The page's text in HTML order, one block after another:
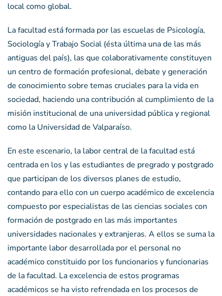
local como global.
La facultad está formada por las escuelas de Psicología,
Sociología y Trabajo Social (ésta última una de las más
antiguas del país), las que colaborativamente constituyen
un centro de formación profesional, debate y generación
de conocimiento sobre temas cruciales para la vida en
sociedad, haciendo una contribución al cumplimiento de la
misión institucional de una universidad pública y regional
como la Universidad de Valparaíso.
En este escenario, la labor central de la facultad está
centrada en los y las estudiantes de pregrado y postgrado
que participan de los diversos planes de estudio,
contando para ello con un cuerpo académico de excelencia
compuesto por especialistas de las ciencias sociales con
formación de postgrado en las más importantes
universidades nacionales y extranjeras. A ellos se suma la
importante labor desarrollada por el personal no
académico constituido por los funcionarios y funcionarias
de la facultad. La excelencia de estos programas
académicos se ha visto refrendada en los procesos de